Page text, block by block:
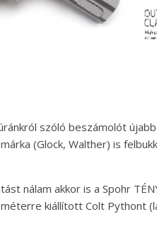
szóló beszámolót
(Glock, Walther) is
nálam akkor is a Spohr
kiállított Colt Pythont